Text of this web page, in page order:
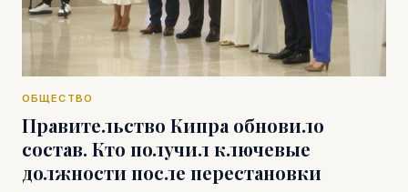
ОБЩЕСТВО
Правительство Кипра обновило
состав. Кто получил ключевые
должности после перестановки